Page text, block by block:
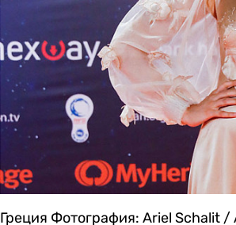
Греция Фотография: Ariel Schalit /